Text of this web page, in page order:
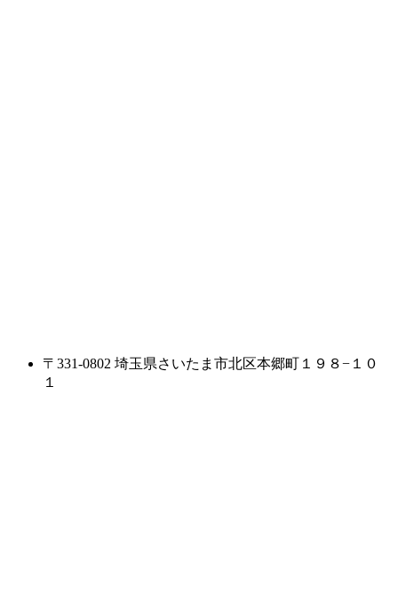
〒331-0802 埼玉県さいたま市北区本郷町１９８−１０
１